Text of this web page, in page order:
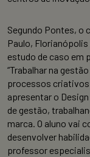
Segundo Pontes, o
Paulo,
estudo de caso em
“Trabalhar na
processos
apresentar o
de gestão,
marca. O aluno vai
desenvolver
professor